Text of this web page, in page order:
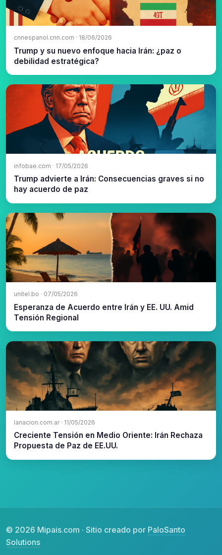
cnnespanol.cnn.com · 18/06/2026
Trump y su nuevo enfoque hacia Irán: ¿paz o
debilidad estratégica?
infobae.com · 17/05/2026
Trump advierte a Irán: Consecuencias graves si no
hay acuerdo de paz
unitel.bo · 07/05/2026
Esperanza de Acuerdo entre Irán y EE. UU. Amid
Tensión Regional
lanacion.com.ar · 11/05/2026
Creciente Tensión en Medio Oriente: Irán Rechaza
Propuesta de Paz de EE.UU.
© 2026 Mipais.com · Sitio creado por PaloSanto
Solutions